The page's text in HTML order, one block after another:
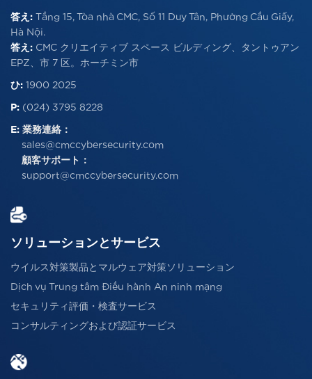
答え: Tầng 15, Tòa nhà CMC, Số 11 Duy Tân, Phường Cầu Giấy,
Hà Nội.
答え: CMC クリエイティブ スペース ビルディング、タントゥアン
EPZ、市 7 区。ホーチミン市
ひ: 1900 2025
P: (024) 3795 8228
E: 業務連絡：
sales@cmccybersecurity.com
顧客サポート：
support@cmccybersecurity.com
ソリューションとサービス
ウイルス対策製品とマルウェア対策ソリューション
Dịch vụ Trung tâm Điều hành An ninh mạng
セキュリティ評価・検査サービス
コンサルティングおよび認証サービス